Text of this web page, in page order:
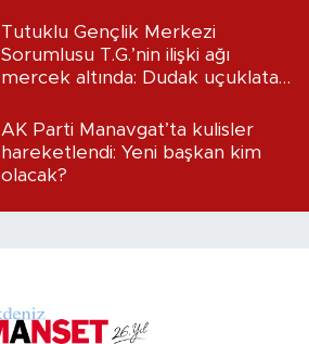
Tutuklu Gençlik Merkezi
Sorumlusu T.G.’nin ilişki ağı
mercek altında: Dudak uçuklatan
AK Parti Manavgat’ta kulisler
hareketlendi: Yeni başkan kim
olacak?